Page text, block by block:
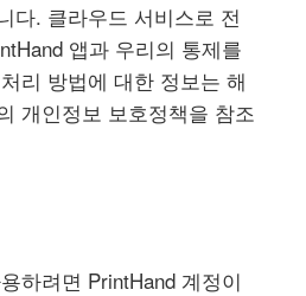
다. 클라우드 서비스로 전
앱과 우리의 통제를
리 방법에 대한 정보는 해
개인정보 보호정책을 참조
하려면 PrintHand 계정이